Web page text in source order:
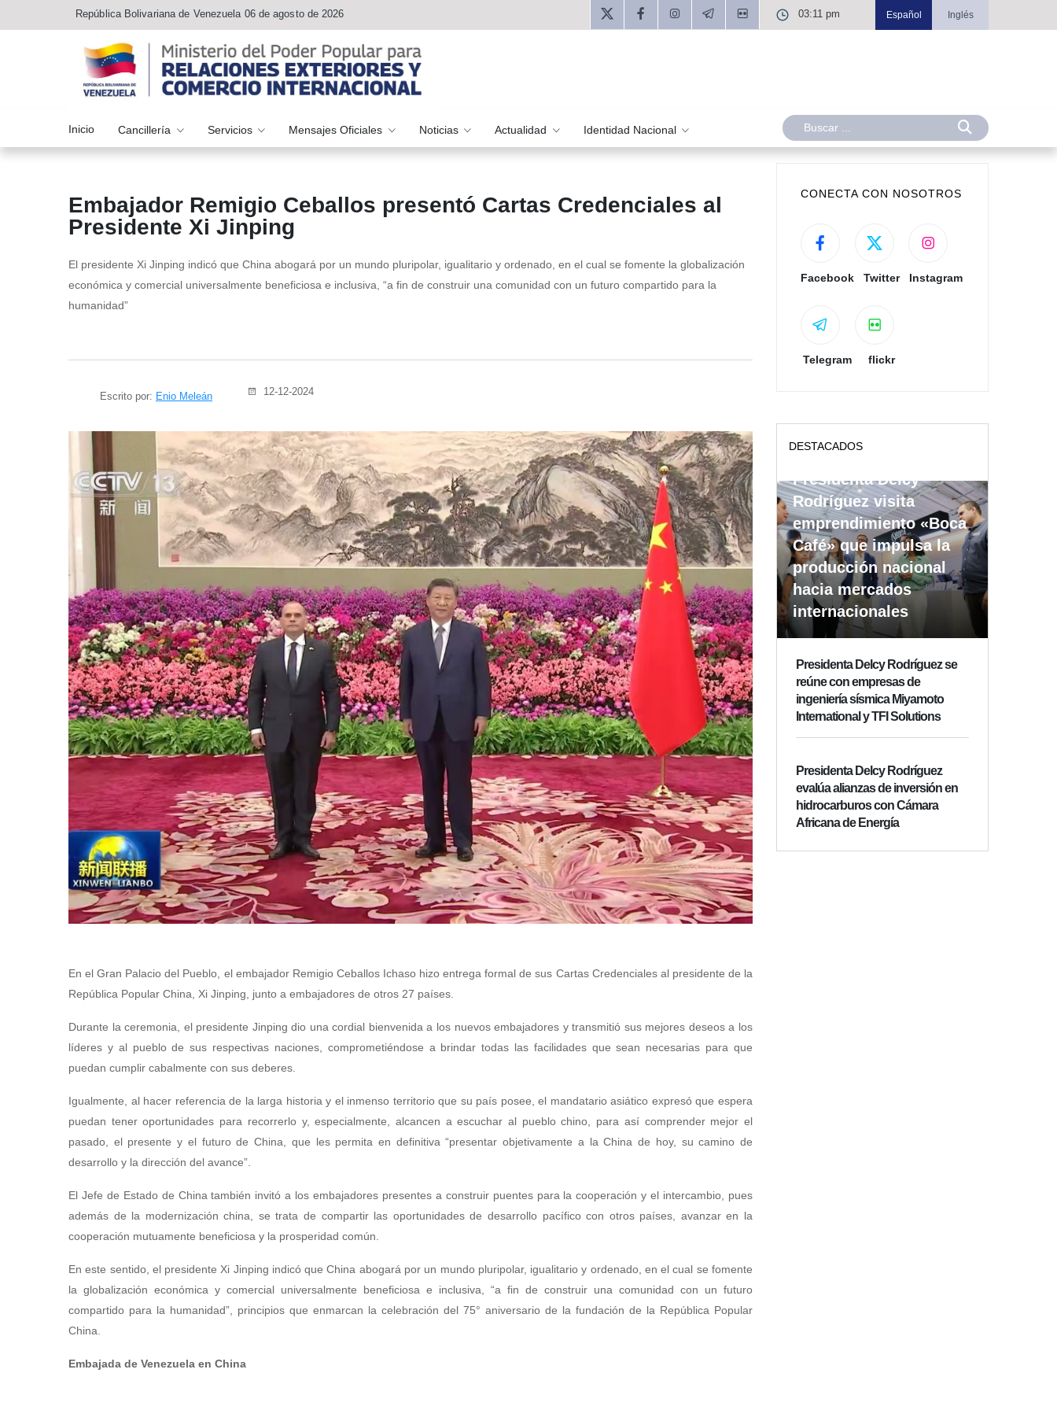
República Bolivariana de Venezuela 06 de agosto de 2026 03:11 pm Español Inglés
Inicio Cancillería Servicios Mensajes Oficiales Noticias Actualidad Identidad Nacional
Embajador Remigio Ceballos presentó Cartas Credenciales al
Presidente Xi Jinping
El presidente Xi Jinping indicó que China abogará por un mundo pluripolar, igualitario y ordenado, en el cual se fomente la globalización
económica y comercial universalmente beneficiosa e inclusiva, “a fin de construir una comunidad con un futuro compartido para la
humanidad”
Escrito por: Enio Meleán 12-12-2024
En el Gran Palacio del Pueblo, el embajador Remigio Ceballos Ichaso hizo entrega formal de sus Cartas Credenciales al presidente de la
República Popular China, Xi Jinping, junto a embajadores de otros 27 países.
Durante la ceremonia, el presidente Jinping dio una cordial bienvenida a los nuevos embajadores y transmitió sus mejores deseos a los
líderes y al pueblo de sus respectivas naciones, comprometiéndose a brindar todas las facilidades que sean necesarias para que
puedan cumplir cabalmente con sus deberes.
Igualmente, al hacer referencia de la larga historia y el inmenso territorio que su país posee, el mandatario asiático expresó que espera
puedan tener oportunidades para recorrerlo y, especialmente, alcancen a escuchar al pueblo chino, para así comprender mejor el
pasado, el presente y el futuro de China, que les permita en definitiva “presentar objetivamente a la China de hoy, su camino de
desarrollo y la dirección del avance”.
El Jefe de Estado de China también invitó a los embajadores presentes a construir puentes para la cooperación y el intercambio, pues
además de la modernización china, se trata de compartir las oportunidades de desarrollo pacífico con otros países, avanzar en la
cooperación mutuamente beneficiosa y la prosperidad común.
En este sentido, el presidente Xi Jinping indicó que China abogará por un mundo pluripolar, igualitario y ordenado, en el cual se fomente
la globalización económica y comercial universalmente beneficiosa e inclusiva, “a fin de construir una comunidad con un futuro
compartido para la humanidad”, principios que enmarcan la celebración del 75° aniversario de la fundación de la República Popular
China.
Embajada de Venezuela en China
CONECTA CON NOSOTROS
Facebook Twitter Instagram
Telegram flickr
DESTACADOS
Presidenta Delcy
Rodríguez visita
emprendimiento «Boca
Café» que impulsa la
producción nacional
hacia mercados
internacionales
Presidenta Delcy Rodríguez se
reúne con empresas de
ingeniería sísmica Miyamoto
International y TFI Solutions
Presidenta Delcy Rodríguez
evalúa alianzas de inversión en
hidrocarburos con Cámara
Africana de Energía